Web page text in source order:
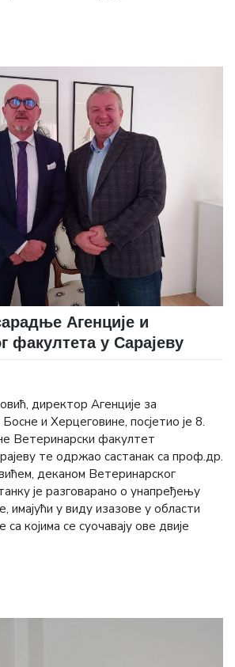
Агенције и
факултета у Сарајеву
директор Агенције за
и Херцеговине, посјетио је 8.
Ветеринарски факултет
те одржао састанак са проф.др.
деканом Ветеринарског
је разговарано о унапређењу
имајући у виду изазове у области
којима се суочавају ове двије